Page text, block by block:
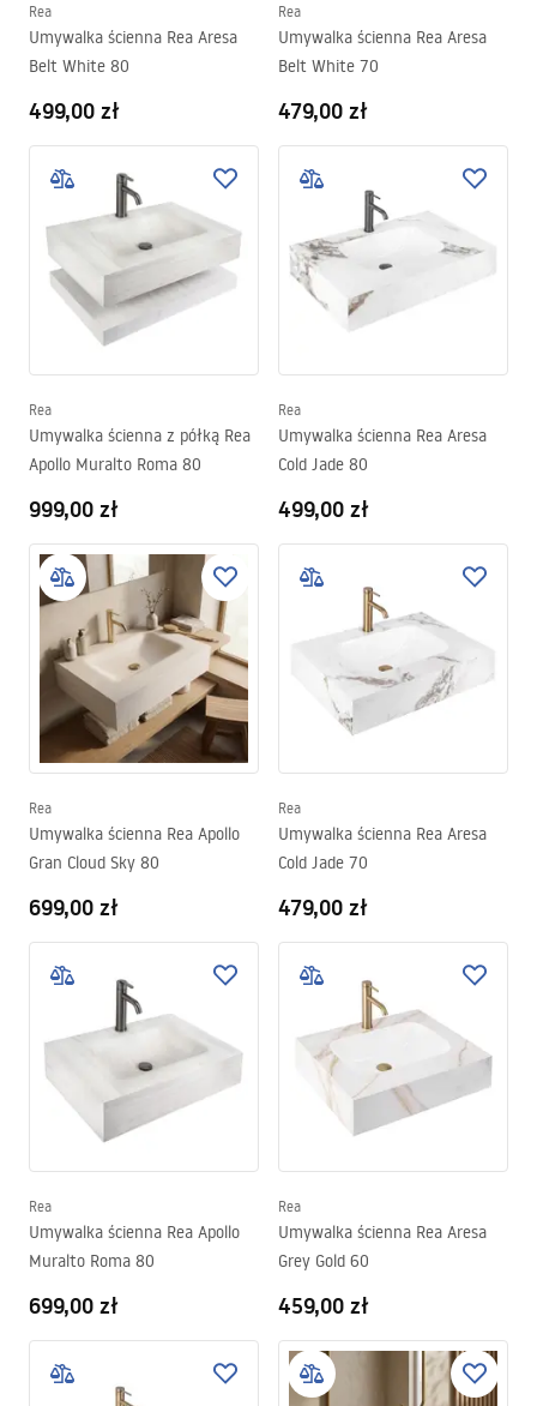
Rea
Umywalka ścienna Rea Aresa
Belt White 80
499,00 zł
Rea
Umywalka ścienna Rea Aresa
Belt White 70
479,00 zł
Rea
Umywalka ścienna z półką Rea
Apollo Muralto Roma 80
999,00 zł
Rea
Umywalka ścienna Rea Aresa
Cold Jade 80
499,00 zł
Rea
Umywalka ścienna Rea Apollo
Gran Cloud Sky 80
699,00 zł
Rea
Umywalka ścienna Rea Aresa
Cold Jade 70
479,00 zł
Rea
Umywalka ścienna Rea Apollo
Muralto Roma 80
699,00 zł
Rea
Umywalka ścienna Rea Aresa
Grey Gold 60
459,00 zł